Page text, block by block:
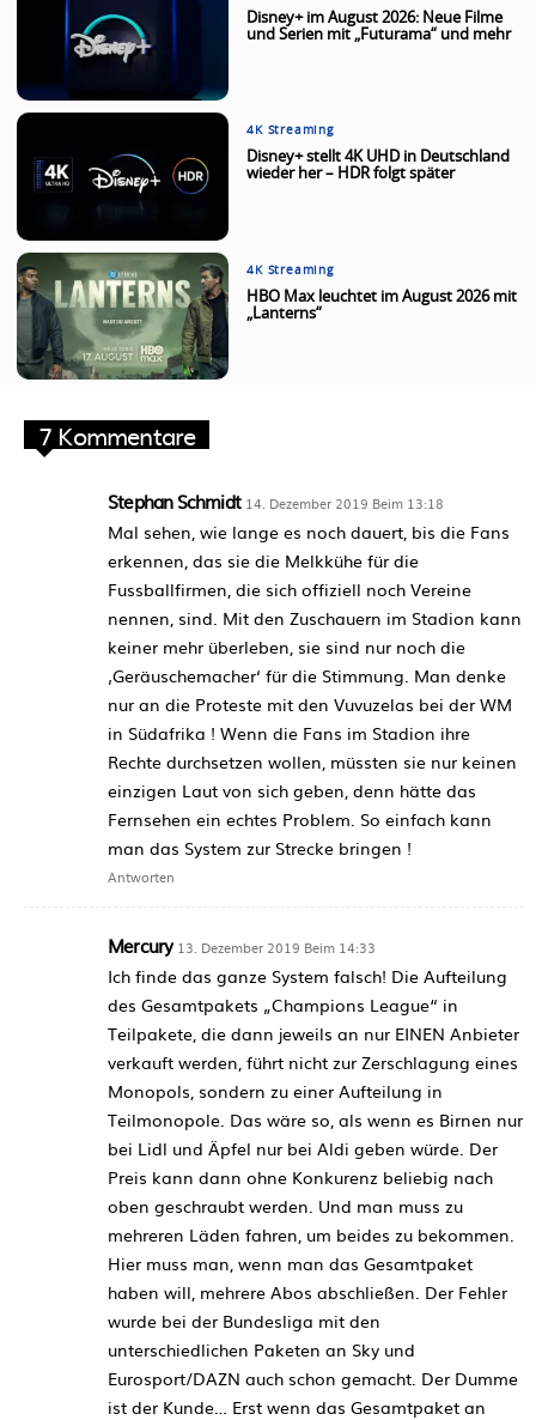
Disney+ im August 2026: Neue Filme
und Serien mit „Futurama“ und mehr
4K Streaming
Disney+ stellt 4K UHD in Deutschland
wieder her – HDR folgt später
4K Streaming
HBO Max leuchtet im August 2026 mit
„Lanterns“
7 Kommentare
Stephan Schmidt 14. Dezember 2019 Beim 13:18
Mal sehen, wie lange es noch dauert, bis die Fans
erkennen, das sie die Melkkühe für die
Fussballfirmen, die sich offiziell noch Vereine
nennen, sind. Mit den Zuschauern im Stadion kann
keiner mehr überleben, sie sind nur noch die
‚Geräuschemacher‘ für die Stimmung. Man denke
nur an die Proteste mit den Vuvuzelas bei der WM
in Südafrika ! Wenn die Fans im Stadion ihre
Rechte durchsetzen wollen, müssten sie nur keinen
einzigen Laut von sich geben, denn hätte das
Fernsehen ein echtes Problem. So einfach kann
man das System zur Strecke bringen !
Antworten
Mercury 13. Dezember 2019 Beim 14:33
Ich finde das ganze System falsch! Die Aufteilung
des Gesamtpakets „Champions League“ in
Teilpakete, die dann jeweils an nur EINEN Anbieter
verkauft werden, führt nicht zur Zerschlagung eines
Monopols, sondern zu einer Aufteilung in
Teilmonopole. Das wäre so, als wenn es Birnen nur
bei Lidl und Äpfel nur bei Aldi geben würde. Der
Preis kann dann ohne Konkurenz beliebig nach
oben geschraubt werden. Und man muss zu
mehreren Läden fahren, um beides zu bekommen.
Hier muss man, wenn man das Gesamtpaket
haben will, mehrere Abos abschließen. Der Fehler
wurde bei der Bundesliga mit den
unterschiedlichen Paketen an Sky und
Eurosport/DAZN auch schon gemacht. Der Dumme
ist der Kunde… Erst wenn das Gesamtpaket an